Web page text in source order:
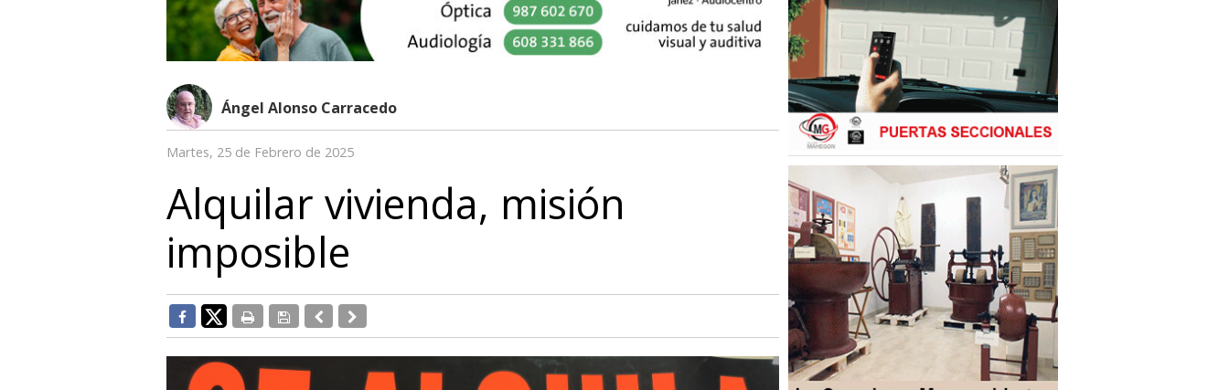
Ángel Alonso Carracedo
Martes, 25 de Febrero de 2025
Alquilar vivienda, misión
imposible